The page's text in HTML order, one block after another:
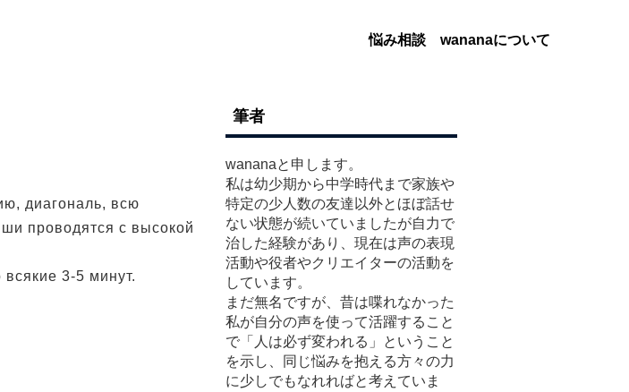
悩み相談 wananaについて
диагональ, всю
проводятся с высокой
3-5 минут.
筆者
wananaと申します。
私は幼少期から中学時代まで家族や
特定の少人数の友達以外とほぼ話せ
ない状態が続いていましたが自力で
治した経験があり、現在は声の表現
活動や役者やクリエイターの活動を
しています。
まだ無名ですが、昔は喋れなかった
私が自分の声を使って活躍すること
で「人は必ず変われる」ということ
を示し、同じ悩みを抱える方々の力
に少しでもなれればと考えていま